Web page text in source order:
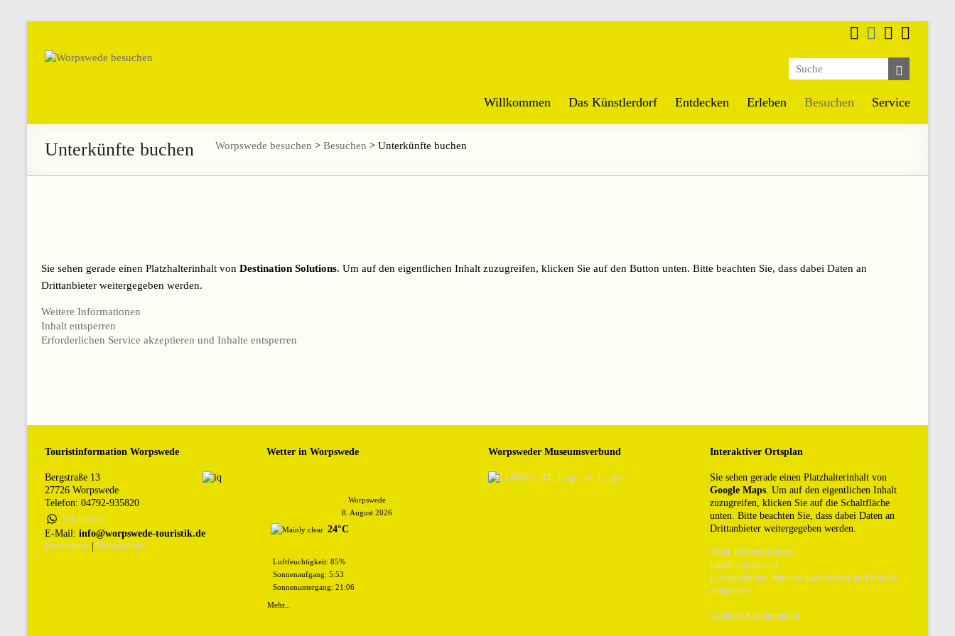
Willkommen Das Künstlerdorf Entdecken Erleben Besuchen Service
Unterkünfte buchen Worpswede besuchen > Besuchen > Unterkünfte buchen
Sie sehen gerade einen Platzhalterinhalt von Destination Solutions. Um auf den eigentlichen Inhalt zuzugreifen, klicken Sie auf den Button unten. Bitte beachten Sie, dass dabei Daten an
Drittanbieter weitergegeben werden.
Weitere Informationen
Inhalt entsperren
Erforderlichen Service akzeptieren und Inhalte entsperren
Touristinformation Worpswede
Bergstraße 13
27726 Worpswede
Telefon: 04792-935820
WhatsApp
E-Mail: info@worpswede-touristik.de
Impressum
Datenschutz
Wetter in Worpswede
Worpswede
8. August 2026
24°C
Luftfeuchtigkeit: 85%
Sonnenaufgang: 5:53
Sonnenuntergang: 21:06
Mehr...
Worpsweder Museumsverbund Interaktiver Ortsplan
Sie sehen gerade einen Platzhalterinhalt von
Google Maps. Um auf den eigentlichen Inhalt
zuzugreifen, klicken Sie auf die Schaltfläche
unten. Bitte beachten Sie, dass dabei Daten an
Drittanbieter weitergegeben werden.
Mehr Informationen
Inhalt entsperren
Erforderlichen Service akzeptieren und Inhalte
entsperren
Größere Kartenansicht